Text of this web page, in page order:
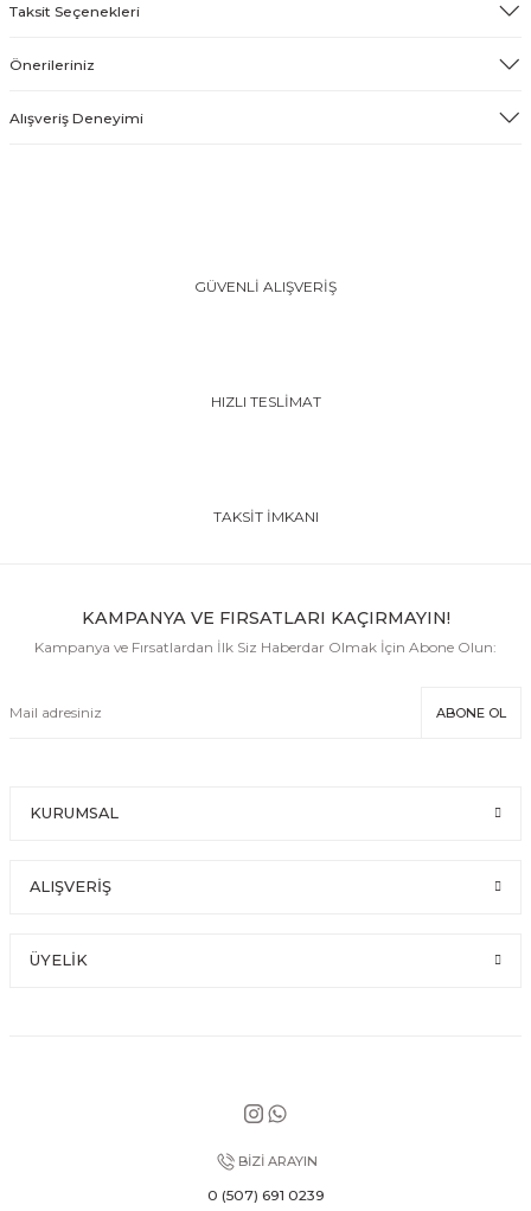
Taksit Seçenekleri
Önerileriniz
Alışveriş Deneyimi
GÜVENLİ ALIŞVERİŞ
HIZLI TESLİMAT
TAKSİT İMKANI
KAMPANYA VE FIRSATLARI KAÇIRMAYIN!
Kampanya ve Fırsatlardan İlk Siz Haberdar Olmak İçin Abone Olun:
ABONE OL
KURUMSAL
ALIŞVERİŞ
ÜYELİK
BİZİ ARAYIN
0 (507) 691 0239